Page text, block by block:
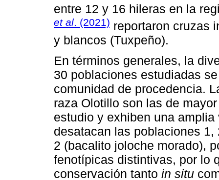
entre 12 y 16 hileras en la
et al. (2021) reportaron cruzas
y blancos (Tuxpeño).
En términos generales, la
30 poblaciones estudiadas
comunidad de procedencia.
raza Olotillo son las de
estudio y exhiben una
desatacan las poblaciones
2 (bacalito joloche morado),
fenotípicas distintivas, por lo
conservación tanto in situ